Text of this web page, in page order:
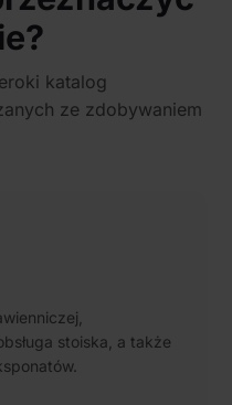
katalog
ze zdobywaniem
stoiska, a także